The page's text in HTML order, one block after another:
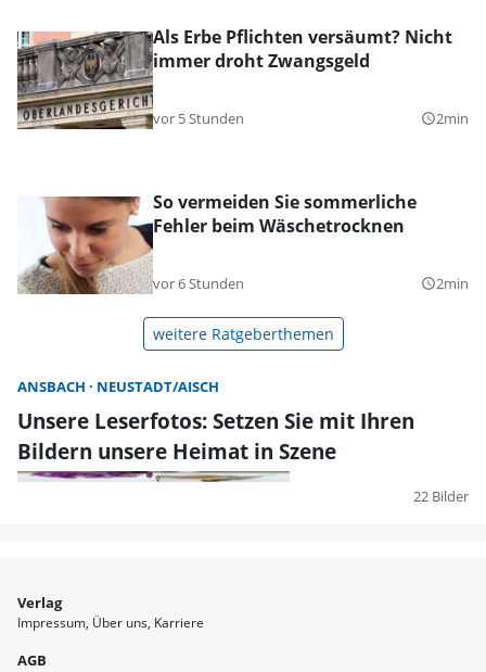
Als Erbe Pflichten versäumt? Nicht
immer droht Zwangsgeld
vor 5 Stunden query_builder2min
So vermeiden Sie sommerliche
Fehler beim Wäschetrocknen
vor 6 Stunden query_builder2min
weitere Ratgeberthemen
ANSBACH NEUSTADT/AISCH
Unsere Leserfotos: Setzen Sie mit Ihren
Bildern unsere Heimat in Szene
22 Bilder
Verlag
Impressum Über uns Karriere
AGB